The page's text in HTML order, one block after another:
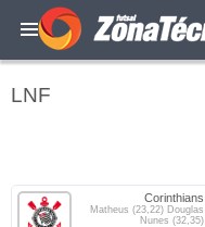
LNF
Corinthians
Matheus (23,22) Douglas
Nunes (32,35)